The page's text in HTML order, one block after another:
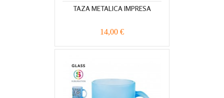
TAZA METALICA IMPRESA
14,00 €